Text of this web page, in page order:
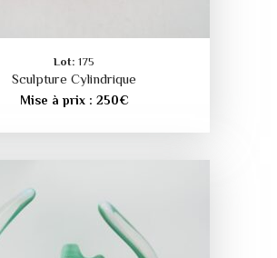
Lot: 175
Sculpture Cylindrique
Mise à prix : 250€